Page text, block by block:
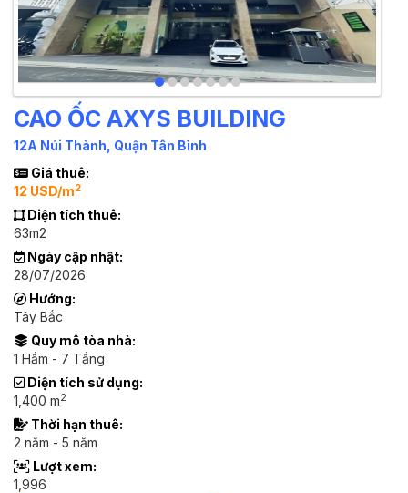
CAO ỐC AXYS BUILDING
12A Núi Thành, Quận Tân Bình
Giá thuê:
12 USD/m2
Diện tích thuê:
63m2
Ngày cập nhật:
28/07/2026
Hướng:
Tây Bắc
Quy mô tòa nhà:
1 Hầm - 7 Tầng
Diện tích sử dụng:
1,400 m2
Thời hạn thuê:
2 năm - 5 năm
Lượt xem:
1,996